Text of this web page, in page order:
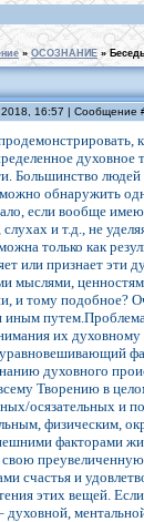
» ОСОЗНАНИЕ »
16:57 | Сообщение
Большинство
можно обнаружить
если вообще
слухах и т.д., не
только как
или признает эти
мыслями,
и тому подобное?
иным
их
духовного
Творению в
осязательных и
физическим,
факторами
счастья и
этих вещей.
духовной,